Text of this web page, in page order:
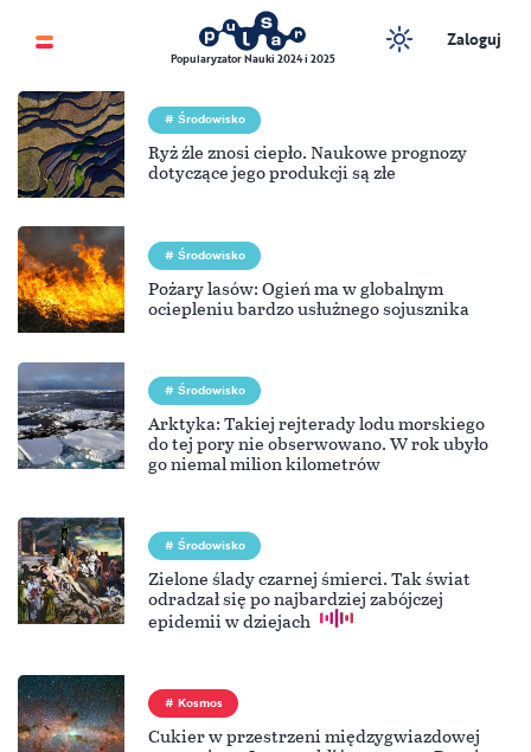
Popularyzator Nauki 2024 i 2025
Zaloguj
Środowisko
Ryż źle znosi ciepło. Naukowe prognozy
dotyczące jego produkcji są złe
Środowisko
Pożary lasów: Ogień ma w globalnym
ociepleniu bardzo usłużnego sojusznika
Środowisko
Arktyka: Takiej rejterady lodu morskiego
do tej pory nie obserwowano. W rok ubyło
go niemal milion kilometrów
Środowisko
Zielone ślady czarnej śmierci. Tak świat
odradzał się po najbardziej zabójczej
epidemii w dziejach
Kosmos
Cukier w przestrzeni międzygwiazdowej